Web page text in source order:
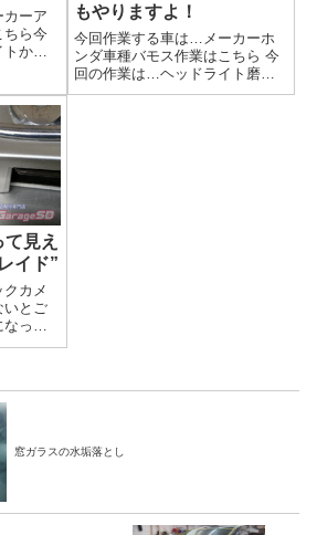
ーア
ちら今
から
リーニ
水滴跡
ーニン
もやりますよ！
今回作業する車は…メーカーホ
ンダ車種バモス作業はこちら 今
回の作業は…ヘッドライト磨き
くすんで劣化してしまったヘッ
見え
イド”
カメ
いとご
って
(/ω＼)メ
敢えず
像が
窓ガラスの水垢落とし